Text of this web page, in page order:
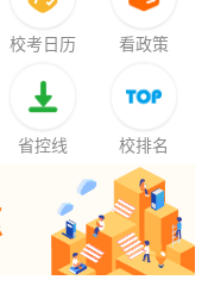
校考日历 看政策
省控线 校排名